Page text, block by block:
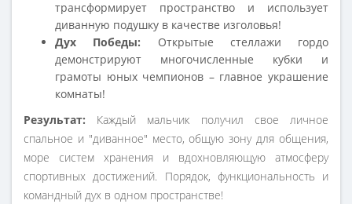
трансформирует пространство и использует
диванную подушку в качестве изголовья!
Дух Победы: Открытые стеллажи гордо
демонстрируют многочисленные кубки и
грамоты юных чемпионов – главное украшение
комнаты!
Результат: Каждый мальчик получил свое личное
спальное и "диванное" место, общую зону для общения,
море систем хранения и вдохновляющую атмосферу
спортивных достижений. Порядок, функциональность и
командный дух в одном пространстве!